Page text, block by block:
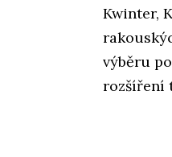
Kwinter,
výběru
rozšíření